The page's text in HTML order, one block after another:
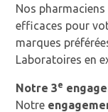
Nos
efficaces pour
marques
Laboratoires en
Notre 3e
Notre